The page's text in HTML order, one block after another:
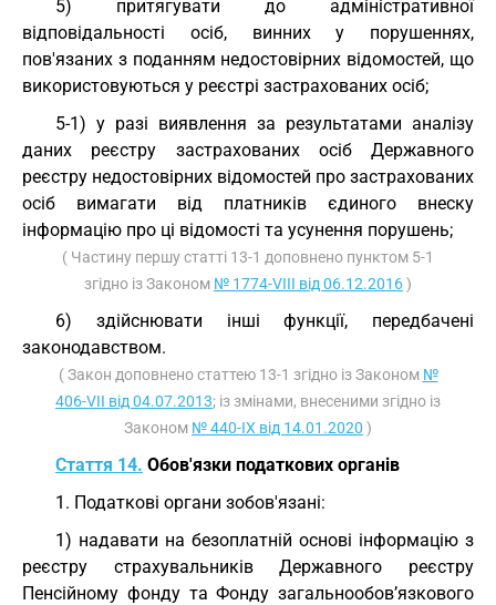
5) притягувати до адміністративної
відповідальності осіб, винних у порушеннях,
пов'язаних з поданням недостовірних відомостей, що
використовуються у реєстрі застрахованих осіб;
5-1) у разі виявлення за результатами аналізу
даних реєстру застрахованих осіб Державного
реєстру недостовірних відомостей про застрахованих
осіб вимагати від платників єдиного внеску
інформацію про ці відомості та усунення порушень;
( Частину першу статті 13-1 доповнено пунктом 5-1
згідно із Законом № 1774-VIII від 06.12.2016)
6) здійснювати інші функції, передбачені
законодавством.
( Закон доповнено статтею 13-1 згідно із Законом №
406-VII від 04.07.2013; із змінами, внесеними згідно із
Законом № 440-IX від 14.01.2020 )
Стаття 14. Обов'язки податкових органів
1. Податкові органи зобов'язані:
1) надавати на безоплатній основі інформацію з
реєстру страхувальників Державного реєстру
Пенсійному фонду та Фонду загальнообов’язкового